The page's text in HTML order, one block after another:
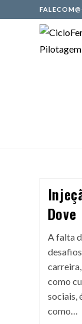
Dove
A falta
como
sociais,
como…